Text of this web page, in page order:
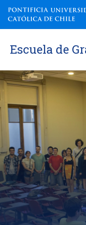
Escuela de